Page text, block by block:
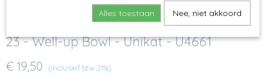
23 - Well-up Bowl - Unikat - U4661
€ 19,50 (inclusief btw 21%)
Alles toestaan Nee, niet akkoord